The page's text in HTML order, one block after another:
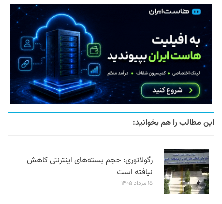
این مطالب را هم بخوانید:
رگولاتوری: حجم بسته‌های اینترنتی کاهش
نیافته است
۱۵ مرداد ۱۴۰۵